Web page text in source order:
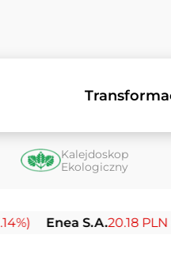
Kalejdoskop
Ekologiczny
Enea S.A.20.18 PLN (-